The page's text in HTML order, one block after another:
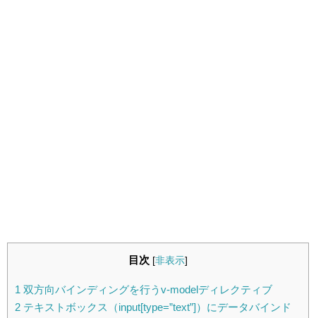
目次 [非表示]
1 双方向バインディングを行うv-modelディレクティブ
2 テキストボックス（input[type=”text”]）にデータバインド